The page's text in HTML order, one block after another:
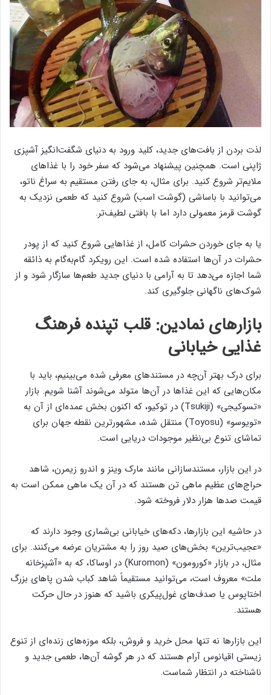
لذت بردن از بافت‌های جدید، کلید ورود به دنیای شگفت‌انگیز آشپزی
ژاپنی است. همچنین پیشنهاد می‌شود که سفر خود را با غذاهای
ملایم‌تر شروع کنید. برای مثال، به جای رفتن مستقیم به سراغ ناتو،
می‌توانید با باساشی (گوشت اسب) شروع کنید که طعمی نزدیک به
گوشت قرمز معمولی دارد اما با بافتی لطیف‌تر.
یا به جای خوردن حشرات کامل، از غذاهایی شروع کنید که از پودر
حشرات در آن‌ها استفاده شده است. این رویکرد گام‌به‌گام به ذائقه
شما اجازه می‌دهد تا به آرامی با دنیای جدید طعم‌ها سازگار شود و از
شوک‌های ناگهانی جلوگیری کند.
بازارهای نمادین: قلب تپنده فرهنگ
غذایی خیابانی
برای درک بهتر آن‌چه در مستندهای معرفی شده می‌بینیم، باید با
مکان‌هایی که این غذاها در آن‌ها متولد می‌شوند آشنا شویم. بازار
«تسوکیجی» (Tsukiji) در توکیو، که اکنون بخش عمده‌ای از آن به
«تویوسو» (Toyosu) منتقل شده، مشهورترین نقطه جهان برای
تماشای تنوع بی‌نظیر موجودات دریایی است.
در این بازار، مستندسازانی مانند مارک وینز و اندرو زیمرن، شاهد
حراج‌های عظیم ماهی تن هستند که در آن یک ماهی ممکن است به
قیمت صدها هزار دلار فروخته شود.
در حاشیه این بازارها، دکه‌های خیابانی بی‌شماری وجود دارند که
«عجیب‌ترین» بخش‌های صید روز را به مشتریان عرضه می‌کنند. برای
مثال، در بازار «کورومون» (Kuromon) در اوساکا، که به «آشپزخانه
ملت» معروف است، می‌توانید مستقیماً شاهد کباب شدن پاهای بزرگ
اختاپوس یا صدف‌های غول‌پیکری باشید که هنوز در حال حرکت
هستند.
این بازارها نه تنها محل خرید و فروش، بلکه موزه‌های زنده‌ای از تنوع
زیستی اقیانوس آرام هستند که در هر گوشه آن‌ها، طعمی جدید و
ناشناخته در انتظار شماست.